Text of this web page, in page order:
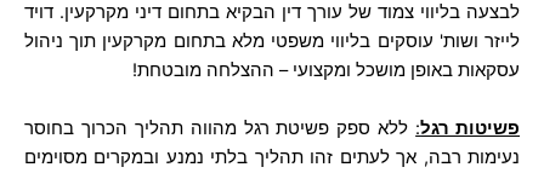
לבצעה בליווי צמוד של עורך דין הבקיא בתחום דיני מקרקעין. דויד
לייזר ושות' עוסקים בליווי משפטי מלא בתחום מקרקעין תוך ניהול
עסקאות באופן מושכל ומקצועי – ההצלחה מובטחת!
פשיטות רגל: ללא ספק פשיטת רגל מהווה תהליך הכרוך בחוסר
נעימות רבה, אך לעתים זהו תהליך בלתי נמנע ובמקרים מסוימים